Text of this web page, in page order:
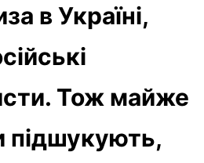
в Україні,
Тож майже
підшукують,